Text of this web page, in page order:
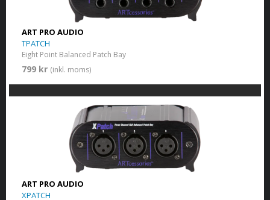
ART PRO AUDIO
TPATCH
Eight Point Balanced Patch Bay
799 kr (inkl. moms)
ART PRO AUDIO
XPATCH